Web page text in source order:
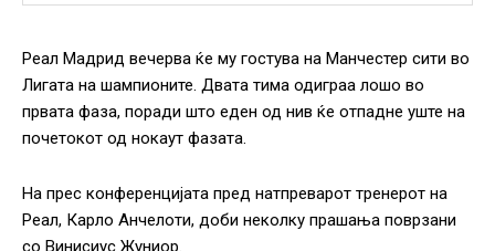
Реал Мадрид вечерва ќе му гостува на Манчестер сити во
Лигата на шампионите. Двата тима одиграа лошо во
првата фаза, поради што еден од нив ќе отпадне уште на
почетокот од нокаут фазата.
На прес конференцијата пред натпреварот тренерот на
Реал, Карло Анчелоти, доби неколку прашања поврзани
со Винисиус Жуниор.